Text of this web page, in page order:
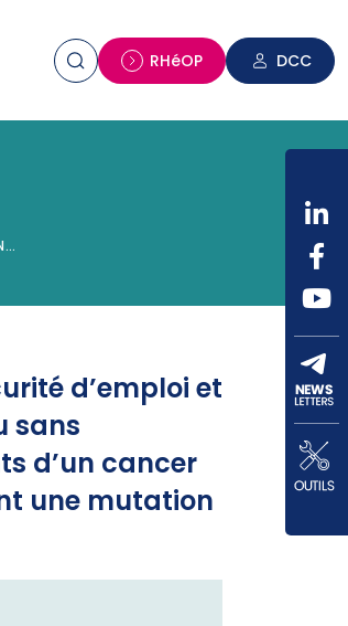
RHéOP DCC
d’emploi et
sans
d’un cancer
une mutation